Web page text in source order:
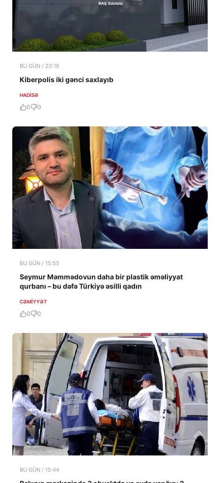
BU GÜN / 20:16
Kiberpolis iki gənci saxlayıb
HADISƏ
0 0
BU GÜN / 15:55
Seymur Məmmədovun daha bir plastik əməliyyat
qurbanı – bu dəfə Türkiyə əsilli qadın
CƏMIYYƏT
0 0
BU GÜN / 15:44